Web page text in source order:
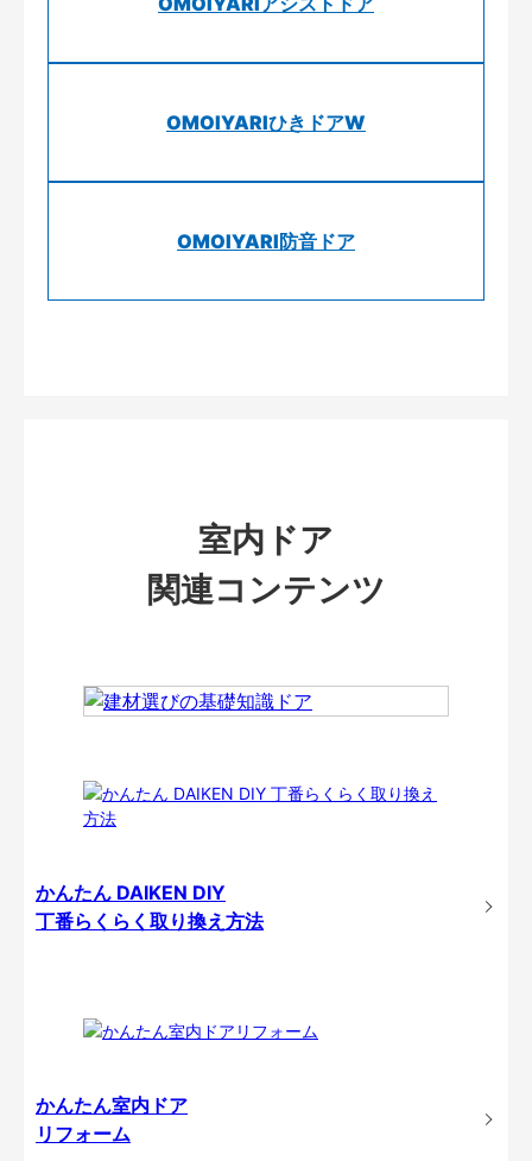
OMOIYARIひきドアW
OMOIYARI防音ドア
室内ドア
関連コンテンツ
かんたん DAIKEN DIY
丁番らくらく取り換え方法
かんたん室内ドア
リフォーム